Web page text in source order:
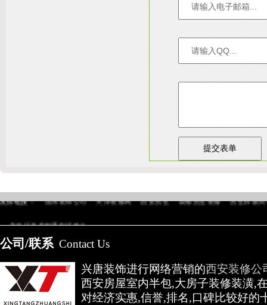
高低压开关柜通电试验台
公司/联系 Contact Us
兴唐装饰进行网络营销的西安装修公
西安房屋室内半包,大房子装修装潢,
对经济实惠,信誉,排名,口碑比较好的